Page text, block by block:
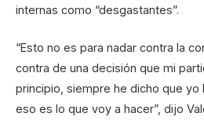
internas como “desgastantes”.
“Esto no es para nadar contra la
contra de una decisión que mi
principio, siempre he dicho que yo
eso es lo que voy a hacer”, dijo